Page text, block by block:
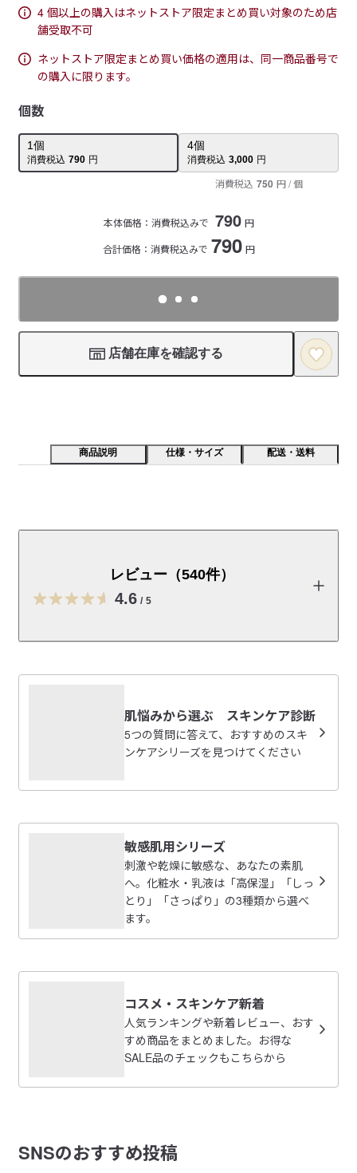
4 個以上の購入はネットストア限定まとめ買い対象のため店
舗受取不可
ネットストア限定まとめ買い価格の適用は、同一商品番号で
の購入に限ります。
個数
1個
消費税込 790 円
4個
消費税込 3,000 円
消費税込 750 円/ 個
本体価格： 消費税込みで 790 円
合計価格：消費税込みで 790 円
店舗在庫を確認する
商品説明 仕様・サイズ 配送・送料
し、健やかでみずみずしい肌に導きます。無香料/無着
色/無鉱物油/弱酸性/パラベンフリー/フェノキシエタノー
べての方にアレルギーが起きないわけではありませ
ーや皮ふ刺激が起きないわけではありません）*天然成
・化粧品で肌に刺激を感じたことがある
・マスクなどの摩擦で肌荒れがしやすい
【使用ステップ】
◎敏感肌用シリーズのよくあるご質問はこちら
品・キャンセル・交換は承れません。
レビュー（540件）
4.6 / 5
高齢の母が愛用しています。
いつもしっとりを使っていますが、クリームを早くつけた
参考になった（1人）
ゆあママ
高い物と変わらない(^^)
ネットのサブスクで高い物を使用してましたが、何だか勿
すべてのレビューを見る
肌悩みから選ぶ スキンケア診断
5つの質問に答えて、おすすめのスキ
ンケアシリーズを見つけてください
敏感肌用シリーズ
刺激や乾燥に敏感な、あなたの素肌
へ。化粧水・乳液は「高保湿」「しっ
とり」「さっぱり」の3種類から選べ
ます。
コスメ・スキンケア新着
人気ランキングや新着レビュー、おす
すめ商品をまとめました。お得な
SALE品のチェックもこちらから
SNSのおすすめ投稿